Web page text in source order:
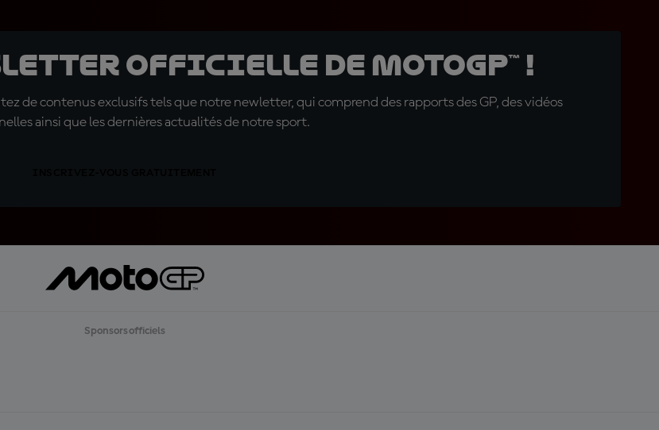
officielle de MotoGP™ !
de contenus exclusifs tels que notre newletter, qui comprend des rapports des GP, des vidéos
ainsi que les dernières actualités de notre sport.
Sponsors officiels